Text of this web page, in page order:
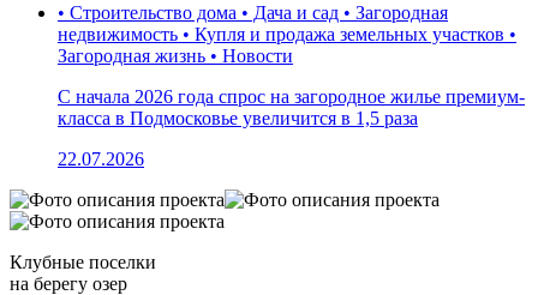
• Строительство дома • Дача и сад • Загородная
недвижимость • Купля и продажа земельных участков •
Загородная жизнь • Новости
С начала 2026 года спрос на загородное жилье премиум-
класса в Подмосковье увеличится в 1,5 раза
22.07.2026
Клубные поселки
на берегу озер